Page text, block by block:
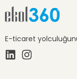
E-ticaret